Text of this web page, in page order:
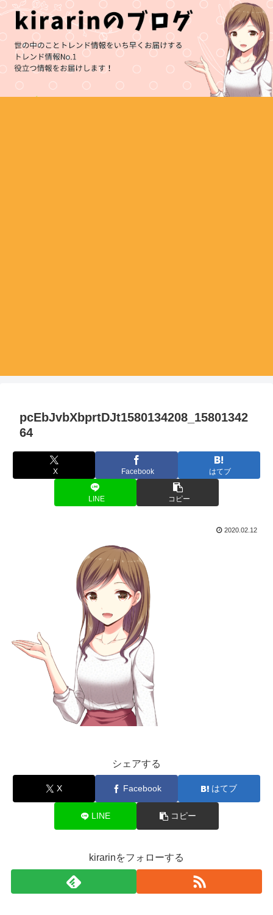
pcEbJvbXbprtDJt1580134208_15801342
64
X Facebook はてブ
LINE コピー
2020.02.12
シェアする
X Facebook はてブ
LINE コピー
kirarinをフォローする